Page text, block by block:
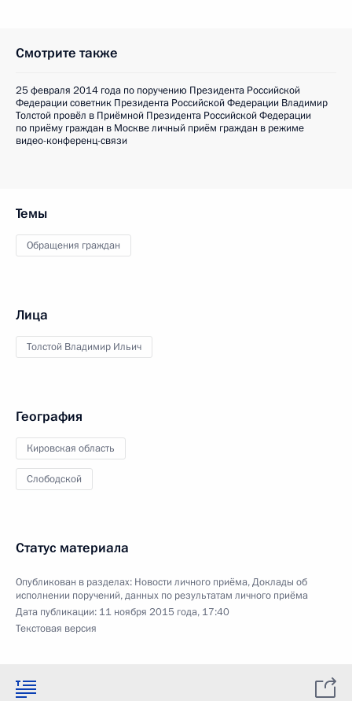
Смотрите также
25 февраля 2014 года по поручению Президента Российской
Федерации советник Президента Российской Федерации Владимир
Толстой провёл в Приёмной Президента Российской Федерации
по приёму граждан в Москве личный приём граждан в режиме
видео-конференц-связи
Темы
Обращения граждан
Лица
Толстой Владимир Ильич
География
Кировская область
Слободской
Статус материала
Опубликован в разделах: Новости личного приёма,Доклады об
исполнении поручений, данных по результатам личного приёма
Дата публикации: 11 ноября 2015 года, 17:40
Текстовая версия